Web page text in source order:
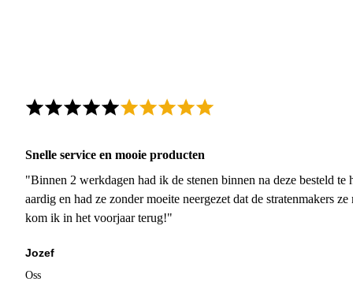
Snelle service en mooie producten
"Binnen 2 werkdagen had ik de stenen binnen na deze besteld
aardig en had ze zonder moeite neergezet dat de stratenmakers
kom ik in het voorjaar terug!"
Jozef
Oss